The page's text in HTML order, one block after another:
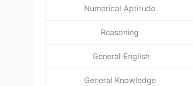
Numerical Aptitude
Reasoning
General English
General Knowledge